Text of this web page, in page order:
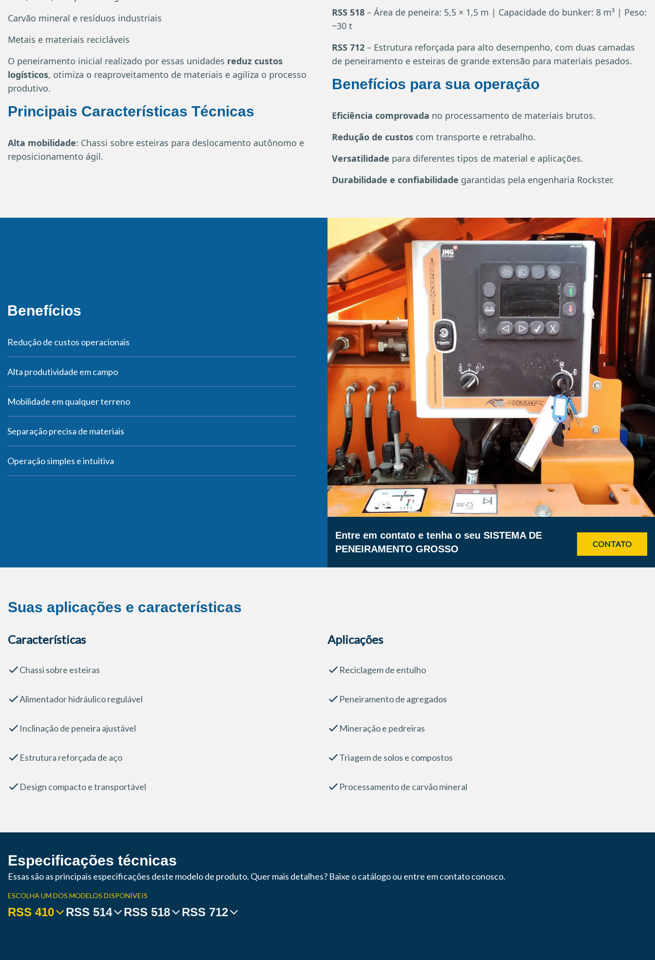
Carvão mineral e resíduos industriais
Metais e materiais recicláveis
O peneiramento inicial realizado por essas unidades reduz custos
logísticos, otimiza o reaproveitamento de materiais e agiliza o processo
produtivo.
Principais Características Técnicas
Alta mobilidade: Chassi sobre esteiras para deslocamento autônomo e
reposicionamento ágil.
RSS 518 – Área de peneira: 5,5 × 1,5 m | Capacidade do bunker: 8 m³ | Peso:
~30 t
RSS 712 – Estrutura reforçada para alto desempenho, com duas camadas
de peneiramento e esteiras de grande extensão para materiais pesados.
Benefícios para sua operação
Eficiência comprovada no processamento de materiais brutos.
Redução de custos com transporte e retrabalho.
Versatilidade para diferentes tipos de material e aplicações.
Durabilidade e confiabilidade garantidas pela engenharia Rockster.
Benefícios
Redução de custos operacionais
Alta produtividade em campo
Mobilidade em qualquer terreno
Separação precisa de materiais
Operação simples e intuitiva
Entre em contato e tenha o seu SISTEMA DE
PENEIRAMENTO GROSSO
CONTATO
Suas aplicações e características
Características
Chassi sobre esteiras
Alimentador hidráulico regulável
Inclinação de peneira ajustável
Estrutura reforçada de aço
Design compacto e transportável
Aplicações
Reciclagem de entulho
Peneiramento de agregados
Mineração e pedreiras
Triagem de solos e compostos
Processamento de carvão mineral
Especificações técnicas
Essas são as principais especificações deste modelo de produto. Quer mais detalhes? Baixe o catálogo ou entre em contato conosco.
ESCOLHA UM DOS MODELOS DISPONÍVEIS
RSS 410 RSS 514 RSS 518 RSS 712